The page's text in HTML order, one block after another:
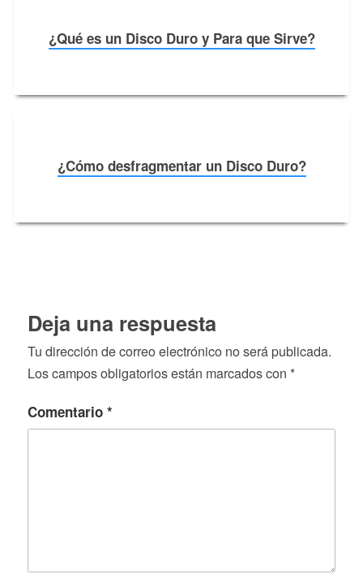
¿Qué es un Disco Duro y Para que Sirve?
¿Cómo desfragmentar un Disco Duro?
Deja una respuesta
Tu dirección de correo electrónico no será publicada.
Los campos obligatorios están marcados con *
Comentario *